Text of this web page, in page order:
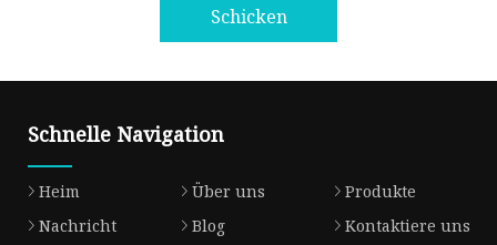
Schicken
Schnelle Navigation
Heim Über uns
Produkte
Nachricht
Blog
Kontaktiere uns